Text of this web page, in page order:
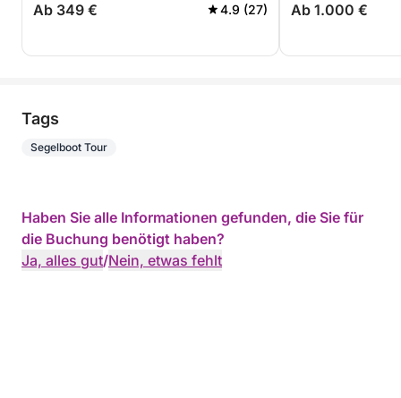
Ab 349 € 4.9 (27) Ab 1.000 €
Tags
Segelboot Tour
Haben Sie alle Informationen gefunden, die Sie für
die Buchung benötigt haben?
Ja, alles gut/Nein, etwas fehlt